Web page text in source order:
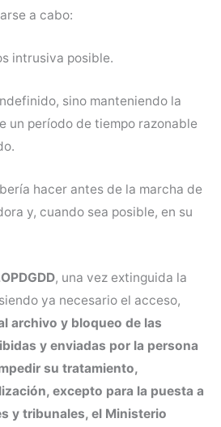
a cabo:
intrusiva posible.
sino manteniendo la
un período de tiempo razonable
hacer antes de la marcha de
y, cuando sea posible, en su
, una vez extinguida la
ya necesario el acceso,
archivo y bloqueo de las
y enviadas por la persona
su tratamiento,
excepto para la puesta a
y tribunales, el Ministerio